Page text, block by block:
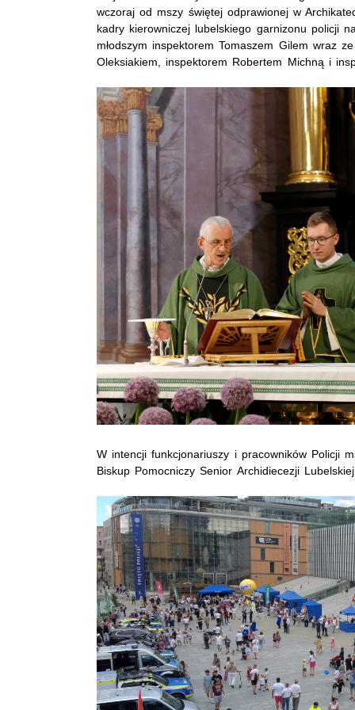
wczoraj od mszy świętej odprawionej w
kadry kierowniczej lubelskiego garnizonu policji
młodszym inspektorem Tomaszem Gilem wraz
Oleksiakiem, inspektorem Robertem Michną i
W intencji funkcjonariuszy i pracowników Policji
Biskup Pomocniczy Senior Archidiecezji